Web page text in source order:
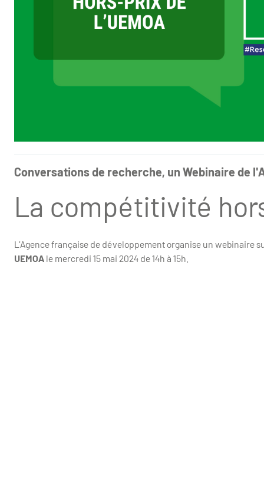
Conversations de recherche, un Webinaire de
La compétitivité
L'Agence française de développement organise un webinaire
UEMOAle mercredi 15 mai 2024 de 14h à 15h.